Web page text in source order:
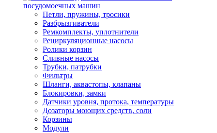
посудомоечных машин
Петли, пружины, тросики
Разбрызгиватели
Ремкомплекты, уплотнители
Рециркуляционные насосы
Ролики корзин
Сливные насосы
Трубки, патрубки
Фильтры
Шланги, аквастопы, клапаны
Блокировки, замки
Датчики уровня, протока, температуры
Дозаторы моющих средств, соли
Корзины
Модули